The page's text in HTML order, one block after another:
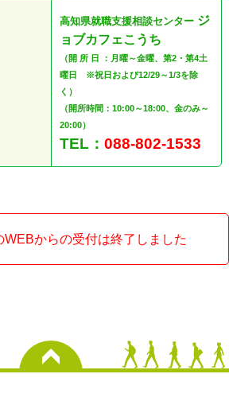
高知県就職支援相談センター ジ
ョブカフェこうち
（開 所 日 ：月曜～金曜、第2・第4土
曜日 ※祝日および12/29～1/3を除
く）
（開所時間：10:00～18:00、金のみ～
20:00）
TEL： 088-802-1533
WEBからの受付は終了しました